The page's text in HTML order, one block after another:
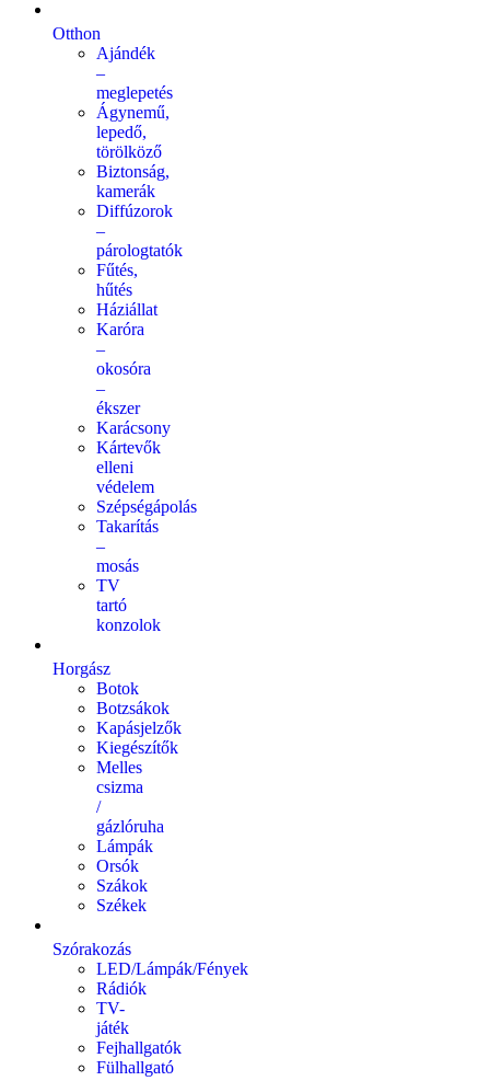
Otthon
Ajándék
–
meglepetés
Ágynemű,
lepedő,
törölköző
Biztonság,
kamerák
Diffúzorok
–
párologtatók
Fűtés,
hűtés
Háziállat
Karóra
–
okosóra
–
ékszer
Karácsony
Kártevők
elleni
védelem
Szépségápolás
Takarítás
–
mosás
TV
tartó
konzolok
Horgász
Botok
Botzsákok
Kapásjelzők
Kiegészítők
Melles
csizma
/
gázlóruha
Lámpák
Orsók
Szákok
Székek
Szórakozás
LED/Lámpák/Fények
Rádiók
TV-
játék
Fejhallgatók
Fülhallgató